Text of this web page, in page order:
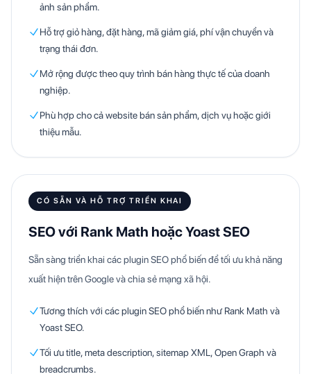
ảnh sản phẩm.
Hỗ trợ giỏ hàng, đặt hàng, mã giảm giá, phí vận chuyển và
trạng thái đơn.
Mở rộng được theo quy trình bán hàng thực tế của doanh
nghiệp.
Phù hợp cho cả website bán sản phẩm, dịch vụ hoặc giới
thiệu mẫu.
CÓ SẴN VÀ HỖ TRỢ TRIỂN KHAI
SEO với Rank Math hoặc Yoast SEO
Sẵn sàng triển khai các plugin SEO phổ biến để tối ưu khả năng
xuất hiện trên Google và chia sẻ mạng xã hội.
Tương thích với các plugin SEO phổ biến như Rank Math và
Yoast SEO.
Tối ưu title, meta description, sitemap XML, Open Graph và
breadcrumbs.